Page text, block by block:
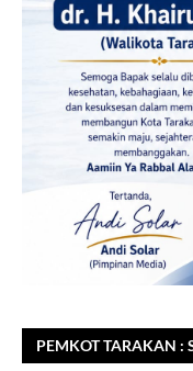
PEMKOT TARAKAN :